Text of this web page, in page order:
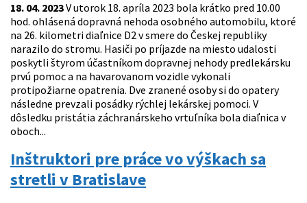
18. 04. 2023V utorok 18. apríla 2023 bola krátko pred 10.00
hod. ohlásená dopravná nehoda osobného automobilu, ktoré
na 26. kilometri diaľnice D2 v smere do Českej republiky
narazilo do stromu. Hasiči po príjazde na miesto udalosti
poskytli štyrom účastníkom dopravnej nehody predlekársku
prvú pomoc a na havarovanom vozidle vykonali
protipožiarne opatrenia. Dve zranené osoby si do opatery
následne prevzali posádky rýchlej lekárskej pomoci. V
dôsledku pristátia záchranárskeho vrtuľníka bola diaľnica v
oboch...
Inštruktori pre práce vo výškach sa
stretli v Bratislave